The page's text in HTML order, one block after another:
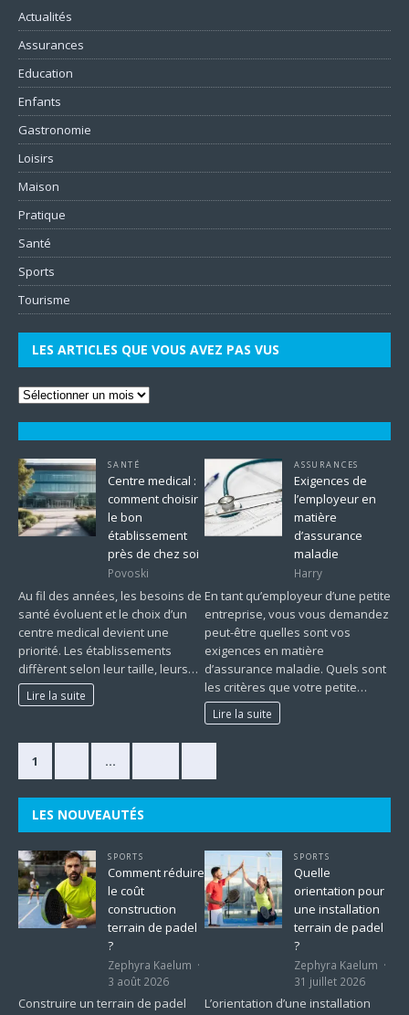
Actualités
Assurances
Education
Enfants
Gastronomie
Loisirs
Maison
Pratique
Santé
Sports
Tourisme
LES ARTICLES QUE VOUS AVEZ PAS VUS
SANTÉ
Centre medical :
comment choisir
le bon
établissement
près de chez soi
Povoski
Au fil des années, les besoins de
santé évoluent et le choix d’un
centre medical devient une
priorité. Les établissements
diffèrent selon leur taille, leurs…
Lire la suite
ASSURANCES
Exigences de
l’employeur en
matière
d’assurance
maladie
Harry
En tant qu’employeur d’une petite
entreprise, vous vous demandez
peut-être quelles sont vos
exigences en matière
d’assurance maladie. Quels sont
les critères que votre petite…
Lire la suite
1 …
LES NOUVEAUTÉS
SPORTS
Comment réduire
le coût
construction
terrain de padel
?
Zephyra Kaelum
3 août 2026
Construire un terrain de padel
SPORTS
Quelle
orientation pour
une installation
terrain de padel
?
Zephyra Kaelum
31 juillet 2026
L’orientation d’une installation